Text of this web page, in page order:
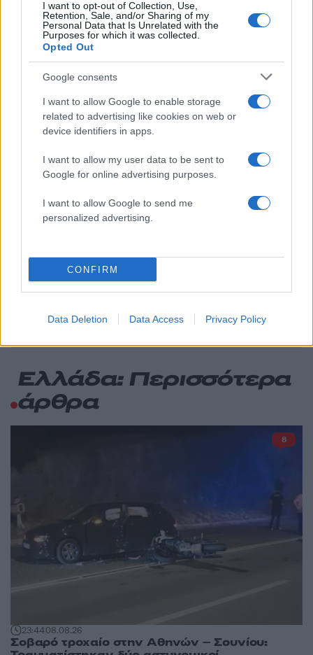
I want to opt-out of Collection, Use,
Retention, Sale, and/or Sharing of my
Personal Data that Is Unrelated with the
Purposes for which it was collected.
Opted Out
Google consents
I want to allow Google to enable storage
related to advertising like cookies on web or
device identifiers in apps.
I want to allow my user data to be sent to
Google for online advertising purposes.
I want to allow Google to send me
personalized advertising.
CONFIRM
Data Deletion Data Access Privacy Policy
Πιο σχολιασμένα
Marfin: Η 46χρονη πήρε προθεσμία για
να απολογηθεί την Τρίτη – «Είναι αθώα,
συμμετείχε στη διαδήλωση όπως και
100.000 άτομα»
Βγήκαν ξανά τα μαχαίρια στην Ελπίδα
για τη Δημοκρατία: «Καρυστιανού,
Γρατσία και Γαλανός μετέτρεψαν το
κίνημα σε φοβικό αρχηγικό κόμμα»
Μεταφορές χρημάτων: Πότε μπορεί να
θεωρηθούν δωρεές και να επιβληθεί
φόρος – Τι ισχυεί για τις γονικές παροχές
Απίστευτο κι όμως αληθινό -
Aναστέλλονται τα τακτικά ραντεβού του
αγγειοχειρουργού του νοσοκομείου
70 Σούπερ μάρκετ: Νέες μειώσεις τιμών –
916 προϊόντα στην εθνική πρωτοβουλία,
Ελλάδα: Περισσότερα
άρθρα
23:4408.08.26
Σοβαρό τροχαίο στην Αθηνών – Σουνίου:
8